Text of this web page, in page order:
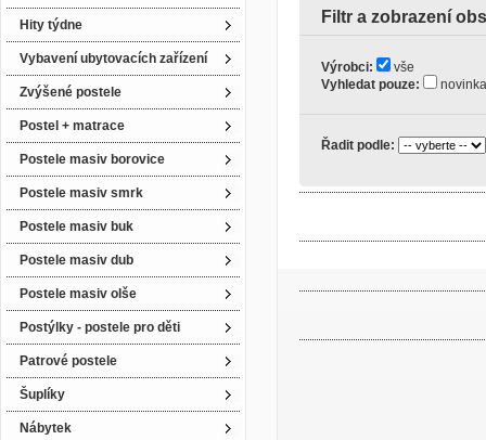
Hity týdne
Vybavení ubytovacích zařízení
Zvýšené postele
Postel + matrace
Postele masiv borovice
Postele masiv smrk
Postele masiv buk
Postele masiv dub
Postele masiv olše
Postýlky - postele pro děti
Patrové postele
Šuplíky
Nábytek
Filtr a zobrazení
Výrobci:
vše
Vyhledat pouze:
Řadit podle: